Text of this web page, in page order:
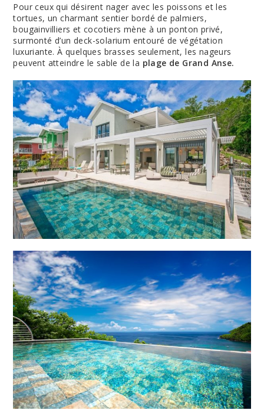
Pour ceux qui désirent nager avec les poissons et les
tortues, un charmant sentier bordé de palmiers,
bougainvilliers et cocotiers mène à un ponton privé,
surmonté d’un deck-solarium entouré de végétation
luxuriante. À quelques brasses seulement, les nageurs
peuvent atteindre le sable de la plage de Grand Anse.